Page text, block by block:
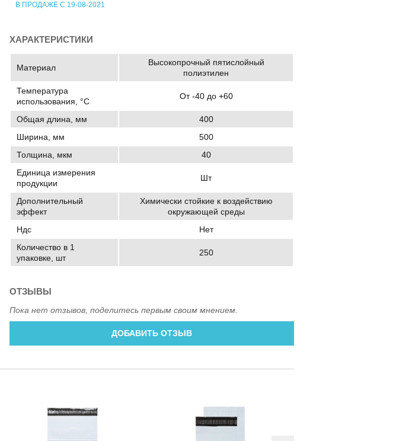
В ПРОДАЖЕ С 19-08-2021
ХАРАКТЕРИСТИКИ
Материал
Высокопрочный пятислойный
полиэтилен
Температура
использования, °C
От -40 до +60
Общая длина, мм
400
Ширина, мм
500
Толщина, мкм
40
Единица измерения
продукции
Шт
Дополнительный
эффект
Химически стойкие к воздействию
окружающей среды
Ндс
Нет
Количество в 1
упаковке, шт
250
ОТЗЫВЫ
Пока нет отзывов, поделитесь первым своим мнением.
ДОБАВИТЬ ОТЗЫВ